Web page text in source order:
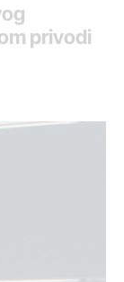
privodi